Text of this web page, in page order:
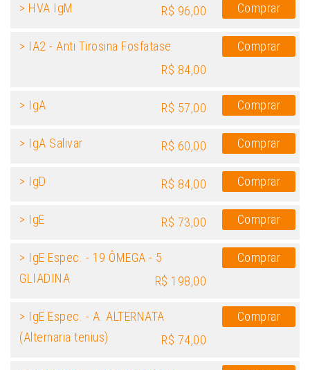
> HVA IgM R$ 96,00 Comprar
> IA2 - Anti Tirosina Fosfatase
R$ 84,00
Comprar
> IgA R$ 57,00 Comprar
> IgA Salivar R$ 60,00 Comprar
> IgD R$ 84,00 Comprar
> IgE R$ 73,00 Comprar
> IgE Espec. - 19 ÔMEGA - 5
GLIADINA
R$ 198,00
Comprar
> IgE Espec. - A. ALTERNATA
(Alternaria tenius)
R$ 74,00
Comprar